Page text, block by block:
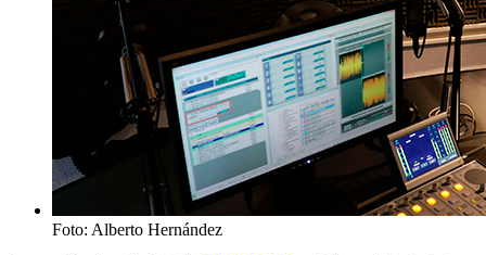
Foto: Alberto Hernández